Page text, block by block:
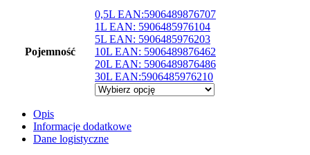
Pojemność
0,5L EAN:5906489876707
1L EAN: 5906485976104
5L EAN: 5906485976203
10L EAN: 5906489876462
20L EAN: 5906489876486
30L EAN:5906485976210
Opis
Informacje dodatkowe
Dane logistyczne